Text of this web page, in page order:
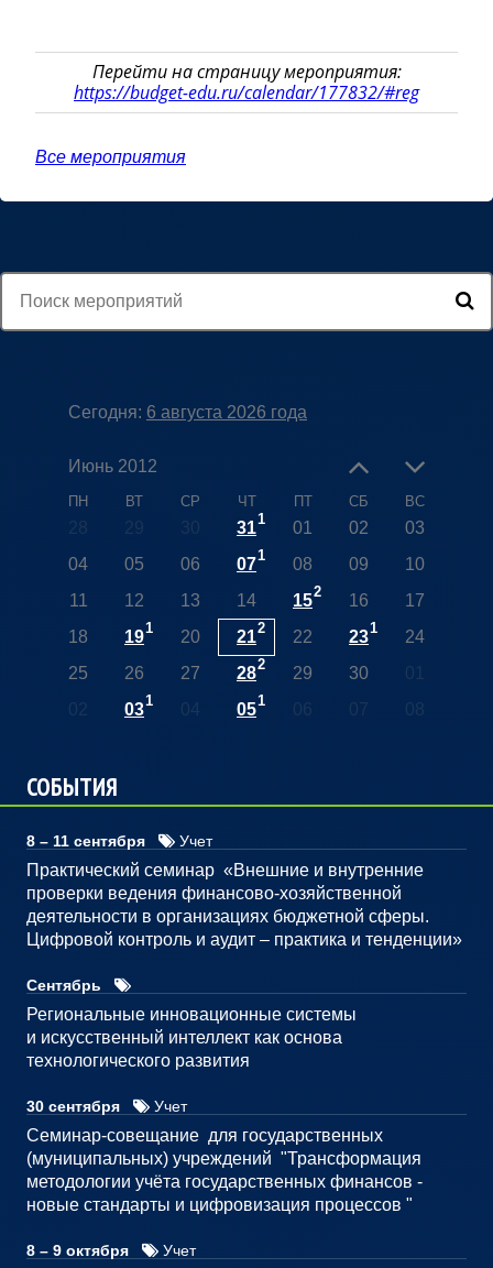
Перейти на страницу мероприятия:
https://budget-edu.ru/calendar/177832/#reg
Все мероприятия
Сегодня: 6 августа 2026 года
Июнь 2012
ПН ВТ СР ЧТ ПТ СБ ВС
28 29 30 311 01 02
03
04
05 06 071 08 09
10
11
12 13 14 152 16
17
18
191 20 212 22 231
24
25
26 27 282 29 30
01
02
031 04 051 06 07 08
СОБЫТИЯ
8 – 11 сентября Учет
Практический семинар «Внешние и внутренние
проверки ведения финансово-хозяйственной
деятельности в организациях бюджетной сферы.
Цифровой контроль и аудит – практика и тенденции»
Сентябрь
Региональные инновационные системы
и искусственный интеллект как основа
технологического развития
30 сентября Учет
Семинар-совещание для государственных
(муниципальных) учреждений "Трансформация
методологии учёта государственных финансов -
новые стандарты и цифровизация процессов "
8 – 9 октября Учет